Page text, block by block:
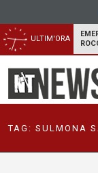
ULTIM'ORA
TAG: SULMONA